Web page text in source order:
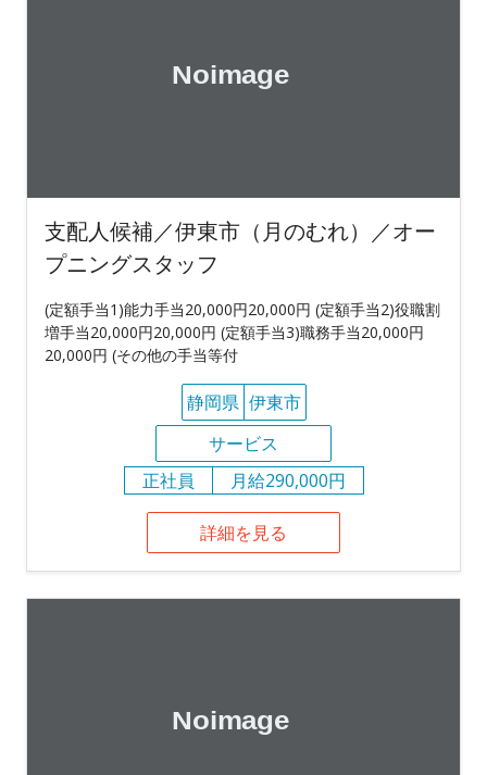
支配人候補／伊東市（月のむれ）／オー
プニングスタッフ
(定額手当1)能力手当20,000円20,000円 (定額手当2)役職割
増手当20,000円20,000円 (定額手当3)職務手当20,000円
20,000円 (その他の手当等付
静岡県 伊東市
サービス
正社員
月給290,000円
詳細を見る